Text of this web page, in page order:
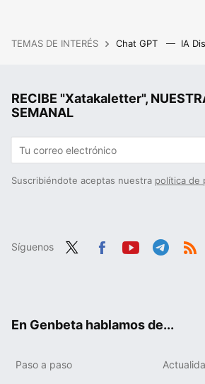
TEMAS DE INTERÉS Chat GPT IA
RECIBE "Xatakaletter",
SEMANAL
Suscribiéndote aceptas nuestra política de
Síguenos
En Genbeta hablamos de...
Paso a paso